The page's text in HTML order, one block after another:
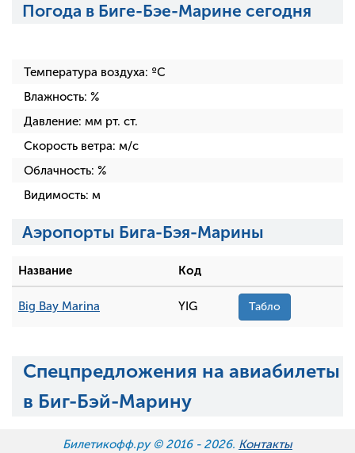
Погода в Биге-Бэе-Марине сегодня
Температура воздуха: ºC
Влажность: %
Давление: мм рт. ст.
Скорость ветра: м/с
Облачность: %
Видимость: м
Аэропорты Бига-Бэя-Марины
Название Код
Big Bay Marina YIG Табло
Спецпредложения на авиабилеты
в Биг-Бэй-Марину
Билетикофф.ру © 2016 - 2026. Контакты